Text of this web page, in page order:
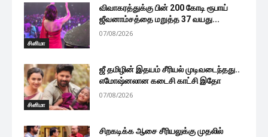
சினிமா
விவாகரத்துக்கு பின் 200 கோடி ரூபாய்
ஜீவனாம்சத்தை மறுத்த 37 வயது...
07/08/2026
சினிமா
ஜீ தமிழின் இதயம் சீரியல் முடிவடைந்தது..
எமோஷ்னலான கடைசி காட்சி இதோ
07/08/2026
சிறகடிக்க ஆசை சீரியலுக்கு முதலில்